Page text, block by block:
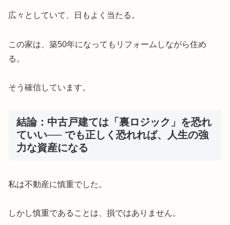
広々としていて、日もよく当たる。
この家は、築50年になってもリフォームしながら住め
る。
そう確信しています。
結論：中古戸建ては「裏ロジック」を恐れ
ていい── でも正しく恐れれば、人生の強
力な資産になる
私は不動産に慎重でした。
しかし慎重であることは、損ではありません。